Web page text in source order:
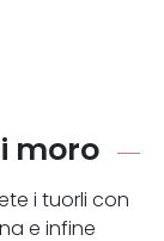
moro
i tuorli con
e infine